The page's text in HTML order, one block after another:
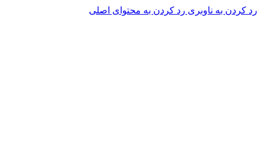
رد کردن به ناوبری رد کردن به محتوای اصلی